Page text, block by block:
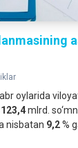
oylarida
123,4mlrd.
nisbatan 9,2%